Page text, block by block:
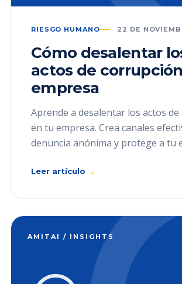
RIESGO HUMANO 22 DE
Cómo desalentar
actos de
empresa
Aprende a desalentar los actos
en tu empresa. Crea canales
denuncia anónima y protege a tu
Leer artículo →
AMITAI / INSIGHTS